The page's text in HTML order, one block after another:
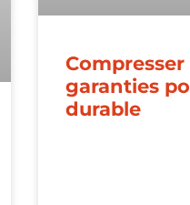
garanties
durable